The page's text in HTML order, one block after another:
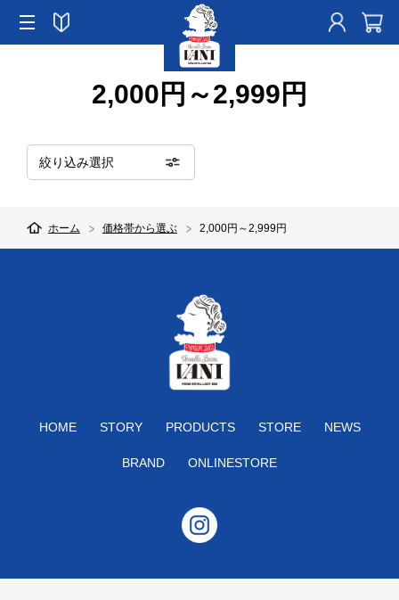
2,000円～2,999円
絞り込み選択
ホーム 価格帯から選ぶ 2,000円～2,999円
HOME STORY PRODUCTS STORE NEWS
BRAND ONLINESTORE